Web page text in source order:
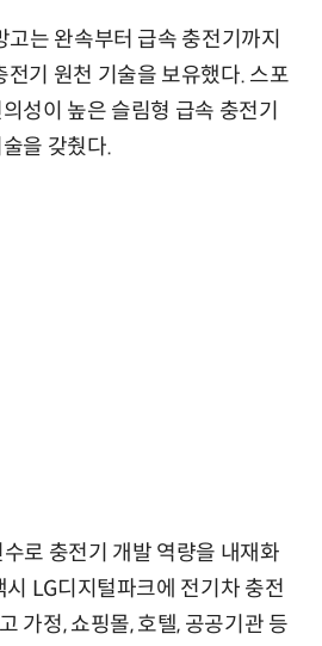
는 완속부터 급속 충전기까지
전기 원천 기술을 보유했다. 스포
성이 높은 슬림형 급속 충전기
을 갖췄다.
로 충전기 개발 역량을 내재화
LG디지털파크에 전기차 충전
가정, 쇼핑몰, 호텔, 공공기관 등